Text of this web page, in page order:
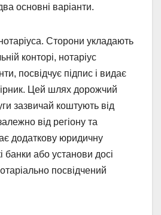
основні варіанти.
Сторони укладають
конторі, нотаріус
посвідчує підпис і видає
Цей шлях дорожчий
зазвичай коштують від
від регіону та
додаткову юридичну
банки або установи досі
посвідчений